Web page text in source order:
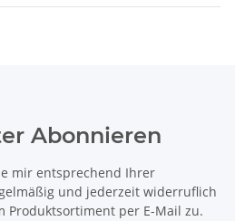
Abonnieren
mir entsprechend Ihrer
und jederzeit widerruflich
Produktsortiment per E-Mail zu.